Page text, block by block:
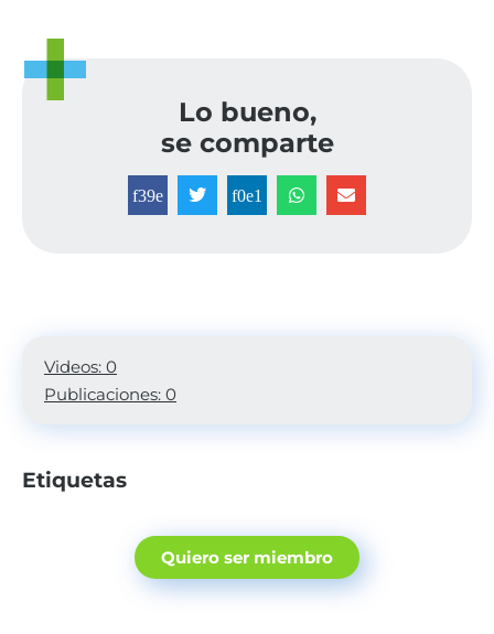
Lo bueno,
se comparte
Videos: 0
Publicaciones: 0
Etiquetas
Quiero ser miembro